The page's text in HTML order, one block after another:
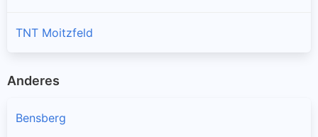
TNT Moitzfeld
Anderes
Bensberg